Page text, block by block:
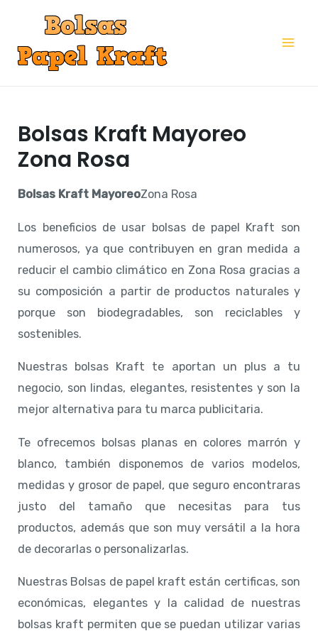
contenido
Bolsas Kraft Mayoreo
Zona Rosa
Bolsas Kraft MayoreoZona Rosa
Los beneficios de usar bolsas de papel Kraft son
numerosos, ya que contribuyen en gran medida a
reducir el cambio climático en Zona Rosa gracias a
su composición a partir de productos naturales y
porque son biodegradables, son reciclables y
sostenibles.
Nuestras bolsas Kraft te aportan un plus a tu
negocio, son lindas, elegantes, resistentes y son la
mejor alternativa para tu marca publicitaria.
Te ofrecemos bolsas planas en colores marrón y
blanco, también disponemos de varios modelos,
medidas y grosor de papel, que seguro encontraras
justo del tamaño que necesitas para tus
productos, además que son muy versátil a la hora
de decorarlas o personalizarlas.
Nuestras Bolsas de papel kraft están certificas, son
económicas, elegantes y la calidad de nuestras
bolsas kraft permiten que se puedan utilizar varias